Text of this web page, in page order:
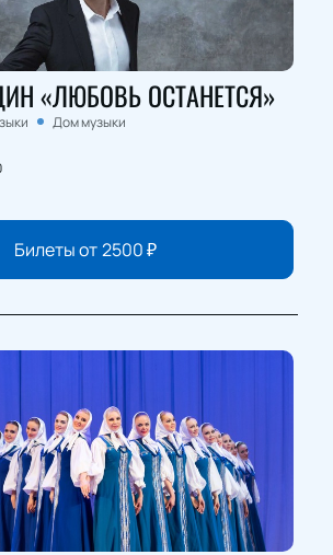
«ЛЮБОВЬ ОСТАНЕТСЯ»
Дом музыки
Билеты от2500₽